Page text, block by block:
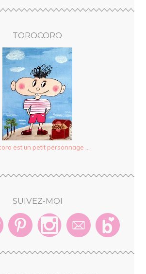
TOROCORO
est un petit personnage ...
SUIVEZ-MOI